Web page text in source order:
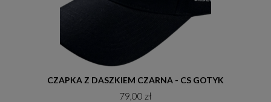
Do koszyka
CZAPKA Z DASZKIEM CZARNA - CS GOTYK
79,00 zł